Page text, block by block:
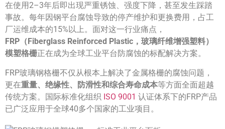
在使用2–3年后即出现严重锈蚀、强度下降，甚至发生踩踏
事故。每年因钢平台腐蚀导致的停产维护和更换费用，占工
厂运维成本的15%以上。面对这一行业痛点，
FRP（Fiberglass Reinforced Plastic，玻璃纤维增强塑料）
模塑格栅正在成为全球工业平台防腐蚀的标配解决方案。
FRP玻璃钢格栅不仅从根本上解决了金属格栅的腐蚀问题，
更在重量、绝缘性、防滑性和综合寿命成本等方面全面超越
传统方案。国际标准化组织 ISO 9001 认证体系下的FRP产品
已广泛应用于全球40多个国家的工业项目。